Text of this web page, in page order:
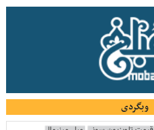
وبگردی